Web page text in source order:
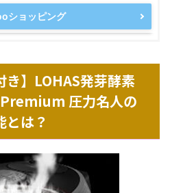
ショッピング
き】LOHAS発芽酵素
圧力名人の
とは？